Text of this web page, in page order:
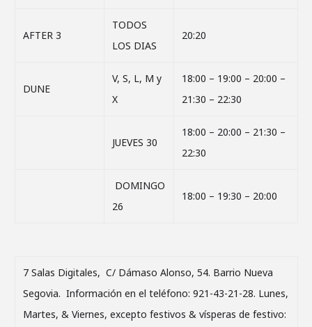
AFTER 3
TODOS
LOS DIAS
20:20
DUNE
V, S, L, M y
X
18:00 – 19:00 – 20:00 –
21:30 – 22:30
JUEVES 30
18:00 – 20:00 – 21:30 –
22:30
DOMINGO
26
18:00 – 19:30 – 20:00
7 Salas Digitales, C/ Dámaso Alonso, 54. Barrio Nueva
Segovia. Información en el teléfono: 921-43-21-28. Lunes,
Martes, & Viernes, excepto festivos & vísperas de festivo: